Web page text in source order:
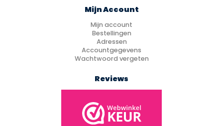
Mijn Account
Mijn account
Bestellingen
Adressen
Accountgegevens
Wachtwoord vergeten
Reviews